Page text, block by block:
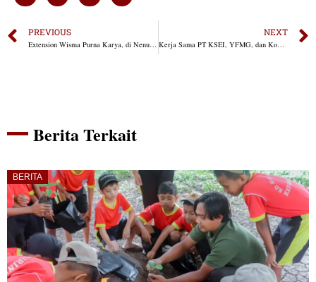
PREVIOUS NEXT
Kerja Sama PT KSEI, YFMG, dan Komoy Indonesia Tingkatkan Kesehatan dan Pendidikan di NTT
Berita Terkait
BERITA